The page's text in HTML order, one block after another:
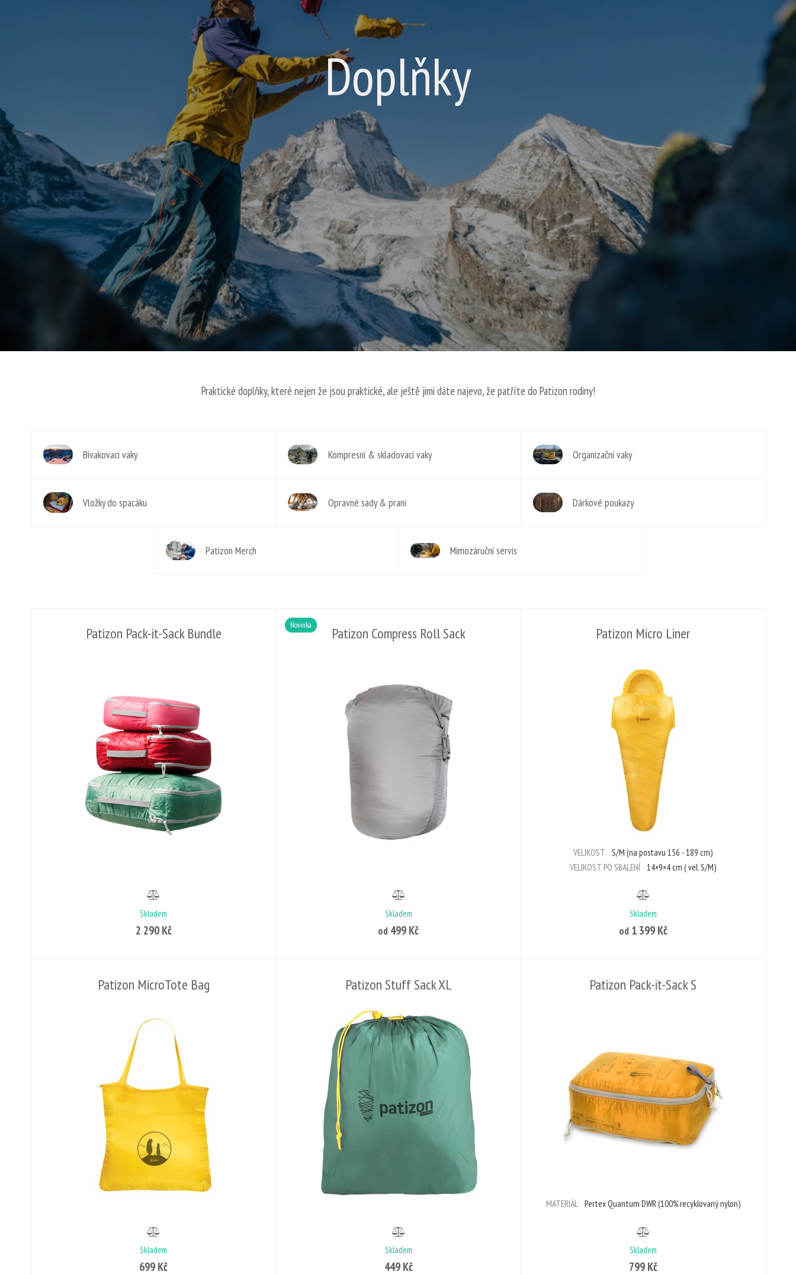
Doplňky
Praktické doplňky, které nejen že jsou praktické, ale ještě jimi dáte najevo, že patříte do Patizon rodiny!
Bivakovací vaky Kompresní & skladovací vaky Organizační vaky
Vložky do spacáku Opravné sady & praní Dárkové poukazy
Patizon Merch Mimozáruční servis
Patizon Pack-it-Sack Bundle
Skladem
2 290 Kč
Novinka Patizon Compress Roll Sack
Skladem
od 499 Kč
Patizon Micro Liner
VELIKOST S/M (na postavu 156 - 189 cm)
VELIKOST PO SBALENÍ 14×9×4 cm ( vel. S/M)
Skladem
od 1 399 Kč
Patizon MicroTote Bag
Skladem
699 Kč
Patizon Stuff Sack XL
Skladem
449 Kč
Patizon Pack-it-Sack S
MATERIÁL Pertex Quantum DWR (100% recyklovaný nylon)
Skladem
799 Kč